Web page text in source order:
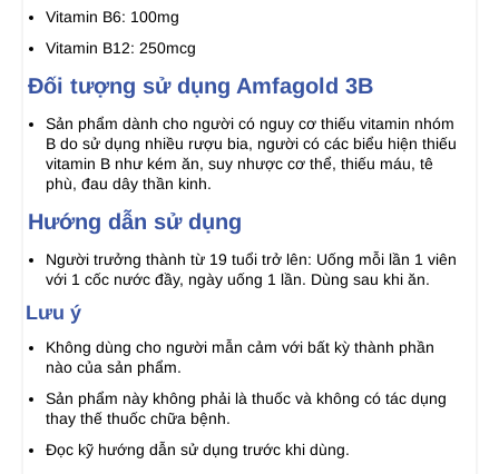
Vitamin B6: 100mg
Vitamin B12: 250mcg
Đối tượng sử dụng Amfagold 3B
Sản phẩm dành cho người có nguy cơ thiếu vitamin nhóm
B do sử dụng nhiều rượu bia, người có các biểu hiện thiếu
vitamin B như kém ăn, suy nhược cơ thể, thiếu máu, tê
phù, đau dây thần kinh.
Hướng dẫn sử dụng
Người trưởng thành từ 19 tuổi trở lên: Uống mỗi lần 1 viên
với 1 cốc nước đầy, ngày uống 1 lần. Dùng sau khi ăn.
Lưu ý
Không dùng cho người mẫn cảm với bất kỳ thành phần
nào của sản phẩm.
Sản phẩm này không phải là thuốc và không có tác dụng
thay thế thuốc chữa bệnh.
Đọc kỹ hướng dẫn sử dụng trước khi dùng.